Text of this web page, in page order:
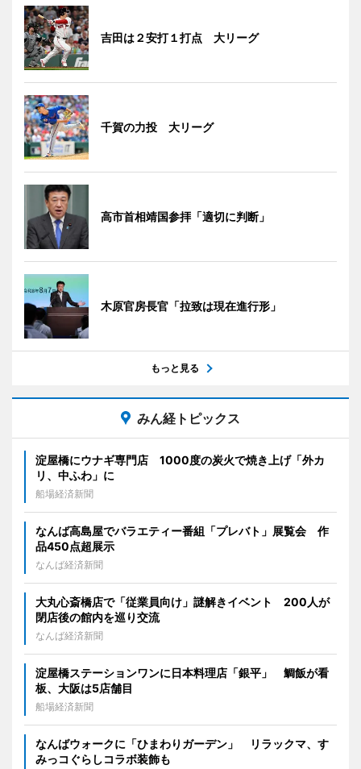
吉田は２安打１打点 大リーグ
千賀の力投 大リーグ
高市首相靖国参拝「適切に判断」
木原官房長官「拉致は現在進行形」
もっと見る
みん経トピックス
淀屋橋にウナギ専門店 1000度の炭火で焼き上げ「外カ
リ、中ふわ」に
船場経済新聞
なんば高島屋でバラエティー番組「プレバト」展覧会 作
品450点超展示
なんば経済新聞
大丸心斎橋店で「従業員向け」謎解きイベント 200人が
閉店後の館内を巡り交流
なんば経済新聞
淀屋橋ステーションワンに日本料理店「銀平」 鯛飯が看
板、大阪は5店舗目
船場経済新聞
なんばウォークに「ひまわりガーデン」 リラックマ、す
みっコぐらしコラボ装飾も